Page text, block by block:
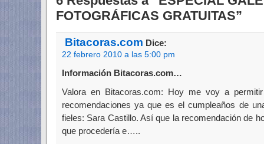
FOTOGRÁFICAS GRATUITAS”
Bitacoras.com Dice:
22 febrero 2010 a las 5:00 pm
Información Bitacoras.com…
Valora en Bitacoras.com: Hoy me voy a
recomendaciones ya que es el cumpleaños de
fieles: Sara Castillo. Así que la recomendación de
que procedería e…..